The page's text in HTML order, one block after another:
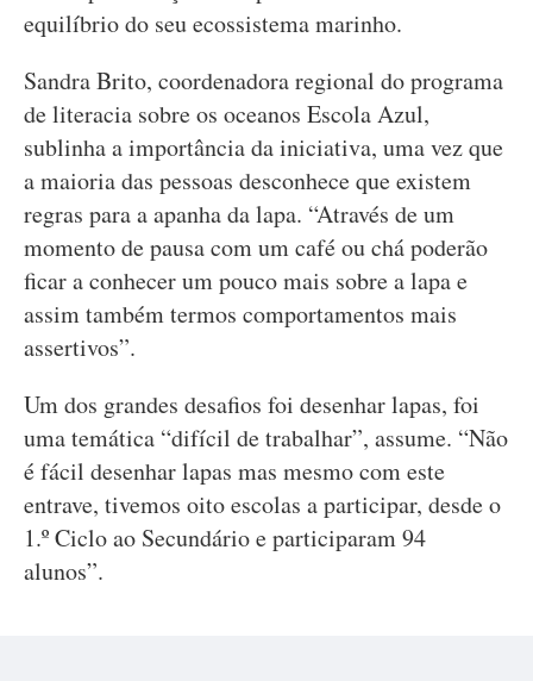
equilíbrio do seu ecossistema marinho.
Sandra Brito, coordenadora regional do programa
de literacia sobre os oceanos Escola Azul,
sublinha a importância da iniciativa, uma vez que
a maioria das pessoas desconhece que existem
regras para a apanha da lapa. “Através de um
momento de pausa com um café ou chá poderão
ficar a conhecer um pouco mais sobre a lapa e
assim também termos comportamentos mais
assertivos”.
Um dos grandes desafios foi desenhar lapas, foi
uma temática “difícil de trabalhar”, assume. “Não
é fácil desenhar lapas mas mesmo com este
entrave, tivemos oito escolas a participar, desde o
1.º Ciclo ao Secundário e participaram 94
alunos”.